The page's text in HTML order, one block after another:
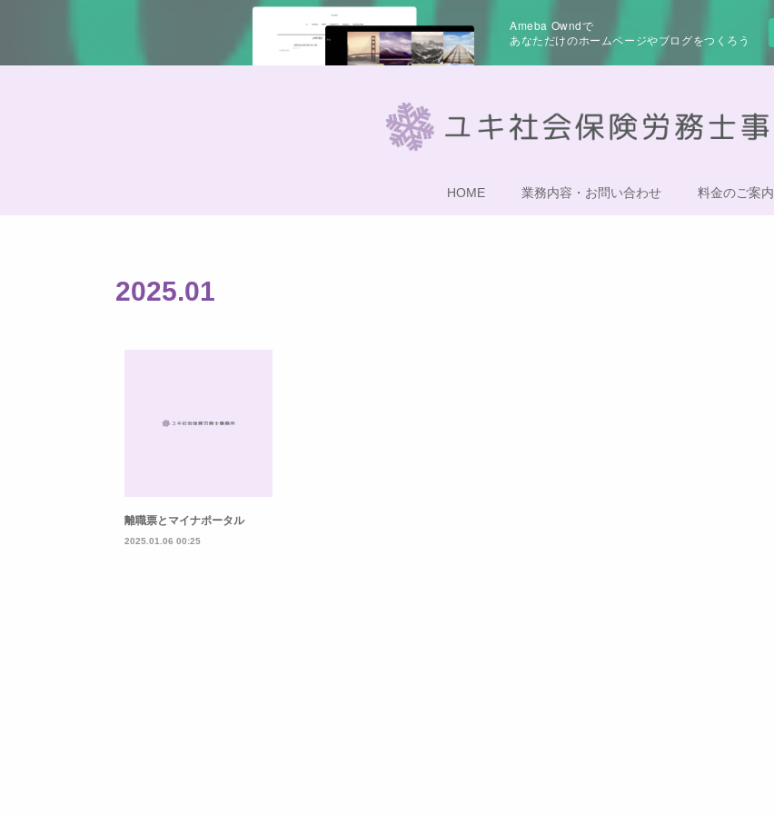
Ameba Owndで
あなただけのホームページやブログをつくろう
HOME 業務内容・お問い合わせ 料金のご案内
2025.01
離職票とマイナポータル
2025.01.06 00:25